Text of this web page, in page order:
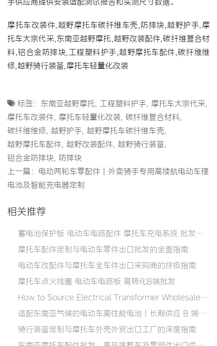
摩托车改装件,越野摩托车碳纤维车壳,防摔块,越野护手, 摩
托车大宗代采,东南亚越野摩托,越野改装配件,碳纤维复合材
料,铝合金防摔块, 工程塑料护手,越野摩托车配件,碳纤维维
修,越野骑行装备,摩托车轻量化改装
标签： 东南亚越野摩托, 工程塑料护手, 摩托车大宗代采,
摩托车改装件, 摩托车轻量化改装, 碳纤维复合材料,
碳纤维维修, 越野护手, 越野摩托车碳纤维车壳,
越野摩托车配件, 越野改装配件, 越野骑行装备,
铝合金防摔块, 防摔块
上一篇： 电动两轮车零配件 | 外卖骑手专用高续航电动车锂
电池及智能充电器定制
相关推荐
蓄电池保护板 电动车电路配件 摩托车充电系统 批发代发
摩托车配件定制与电动车零件出口批发的全面指南
电动车改配件与摩托车全车件出口采购商的终极指南
摩托车点火线圈 电动车电路板 高转化B端批发
How to Source Electrical Transformer Wholesale: A Complete Buyer’s Guide for 2026
适配东南亚气候的电动车高性能电池 | 长期供应 B 端改装厂与区域代理商
骑行装备定制与摩托车外壳外贸出口工厂的深度指南